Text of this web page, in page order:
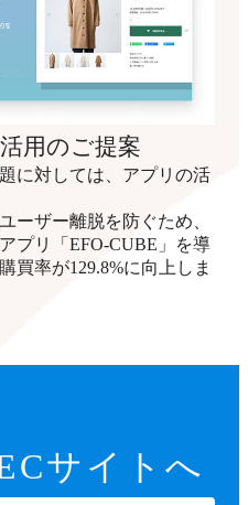
用のご提案
に対しては、アプリの活
ーザー離脱を防ぐため、
プリ「EFO-CUBE」を導
買率が129.8%に向上しま
サイトへ